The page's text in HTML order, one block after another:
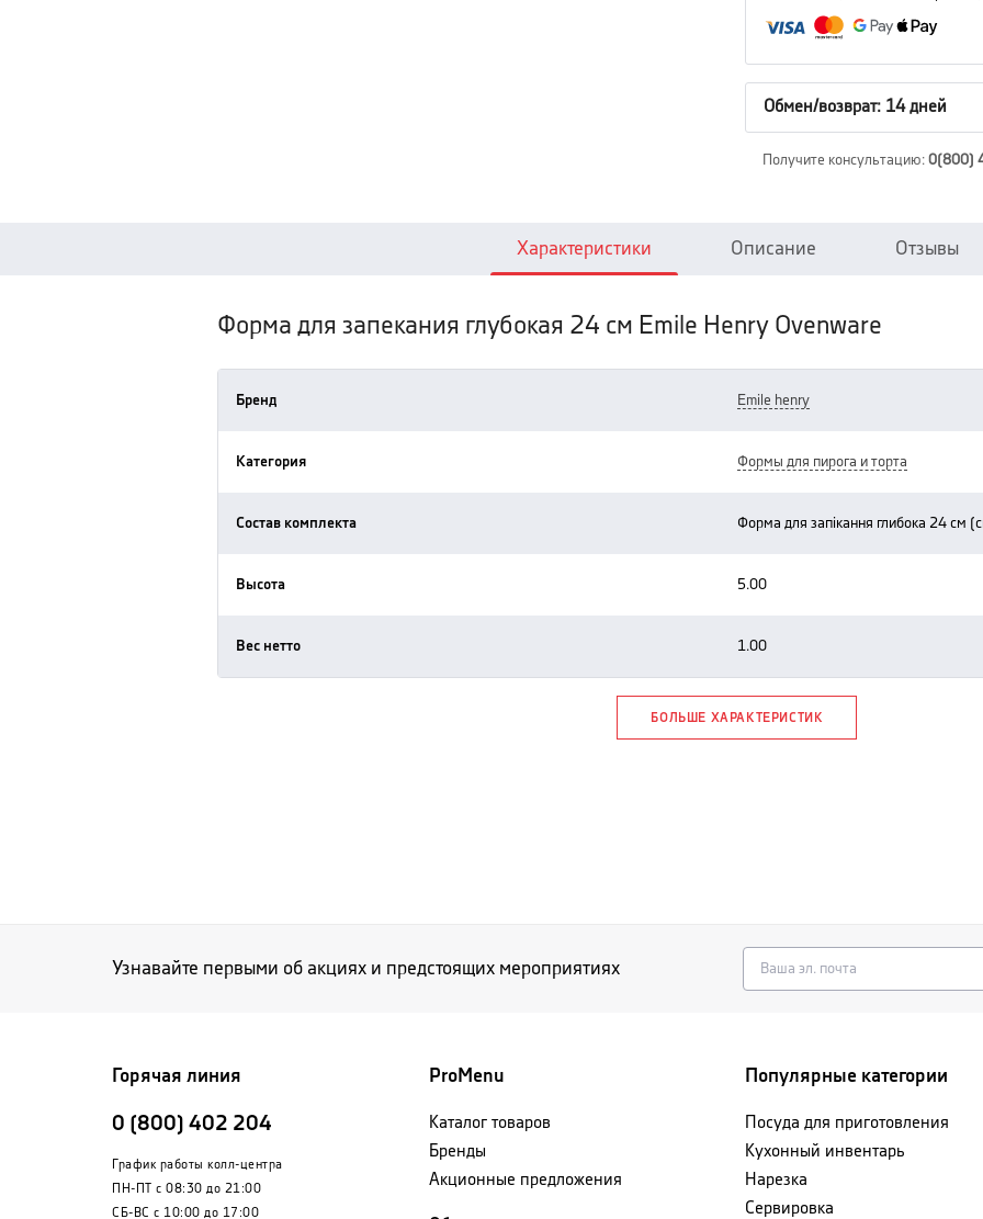
Обмен/возврат: 14 дней
Получите консультацию: 0(800)
Характеристики Описание Отзывы
Форма для запекания глубокая 24 см Emile Henry Ovenware
Бренд emile henry
Категория формы для пирога и торта
Состав комплекта форма для запікання глибока 24 см
Высота 5.00
Вес нетто 1.00
БОЛЬШЕ ХАРАКТЕРИСТИК
Узнавайте первыми об акциях и предстоящих мероприятиях
Горячая линия
0 (800) 402 204
График работы колл-центра
ПН-ПТ с 08:30 до 21:00
СБ-ВС с 10:00 до 17:00
ProMenu
Каталог товаров
Бренды
Акционные предложения
Популярные категории
Посуда для приготовления
Кухонный инвентарь
Нарезка
Сервировка